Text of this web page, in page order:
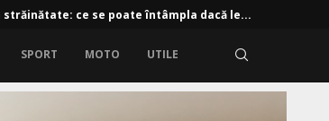
ce se poate întâmpla dacă le...
SPORT MOTO UTILE